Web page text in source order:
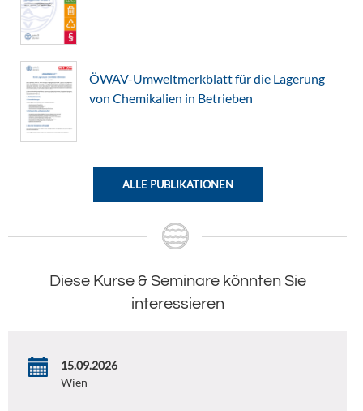
ÖWAV-Umweltmerkblatt für die Lagerung
von Chemikalien in Betrieben
ALLE PUBLIKATIONEN
Diese Kurse & Seminare könnten Sie
interessieren
15.09.2026
Wien